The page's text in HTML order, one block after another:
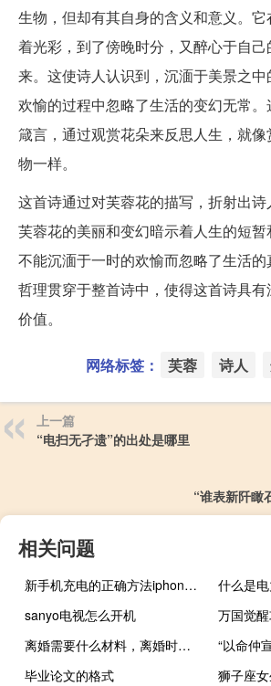
生物，但却有其自身的含义和意义。
着光彩，到了傍晚时分，又醉心于自
来。这使诗人认识到，沉湎于美景之
欢愉的过程中忽略了生活的变幻无常
箴言，通过观赏花朵来反思人生，就
物一样。
这首诗通过对芙蓉花的描写，折射出诗
芙蓉花的美丽和变幻暗示着人生的短
不能沉湎于一时的欢愉而忽略了生活
哲理贯穿于整首诗中，使得这首诗具
价值。
网络标签： 芙蓉 诗人
上一篇
“电扫无孑遗”的出处是哪里
“谁表新阡瞰
相关问题
新手机充电的正确方法iphone（新手机充电的正确方法）
sanyo电视怎么开机
万国觉
离婚需要什么材料，离婚时要注意哪些？
“以命仲
毕业论文的格式